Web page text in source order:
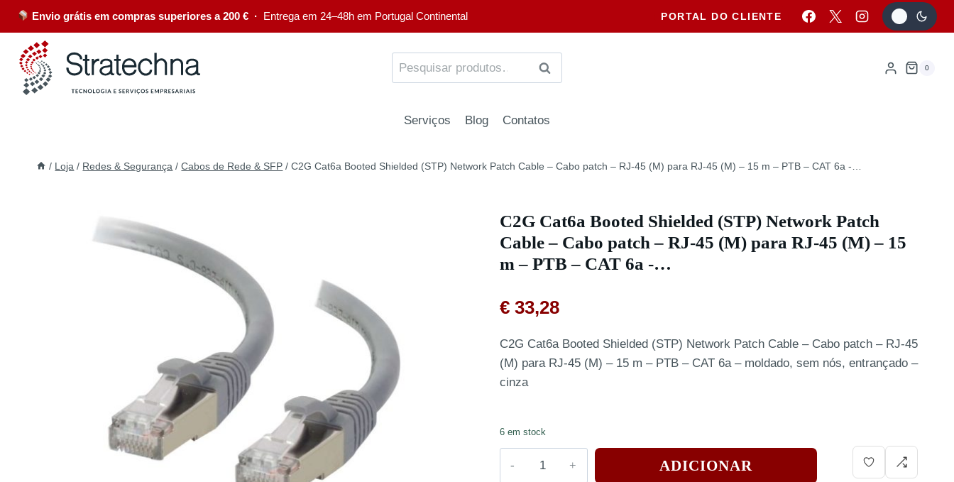
Envio grátis em compras superiores a 200 € · Entrega em 24–48h em Portugal Continental PORTAL DO CLIENTE
PESQUISA 0
Serviços Blog Contatos
/ Loja / Redes & Segurança / Cabos de Rede & SFP / C2G Cat6a Booted Shielded (STP) Network Patch Cable – Cabo patch – RJ-45 (M) para RJ-45 (M) – 15 m – PTB – CAT 6a -…
C2G Cat6a Booted Shielded (STP) Network Patch
Cable – Cabo patch – RJ-45 (M) para RJ-45 (M) – 15
m – PTB – CAT 6a -…
€ 33,28
C2G Cat6a Booted Shielded (STP) Network Patch Cable – Cabo patch – RJ-45
(M) para RJ-45 (M) – 15 m – PTB – CAT 6a – moldado, sem nós, entrançado –
cinza
6 em stock
ADICIONAR